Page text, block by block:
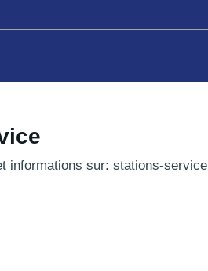
informations sur: stations-service